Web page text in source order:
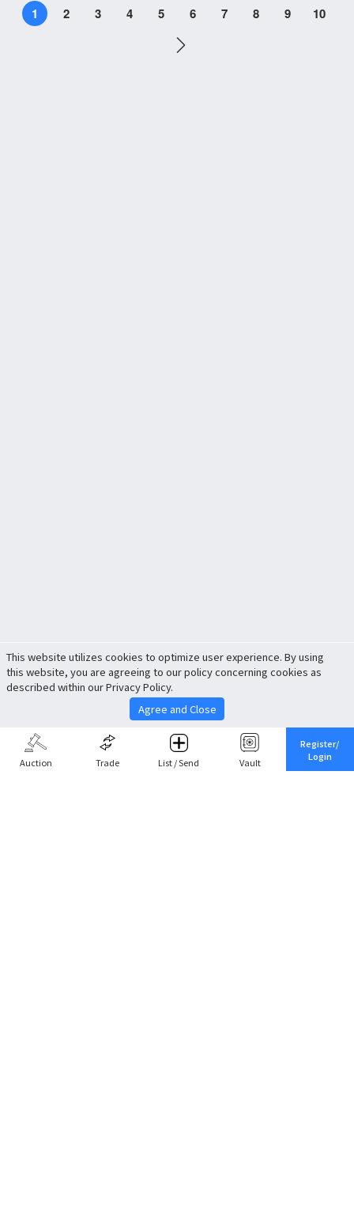
1 2 3 4 5 6 7 8 9 10
Auction Trade List / Send Vault
Register/
Login
This website utilizes cookies to optimize user experience. By using
this website, you are agreeing to our policy concerning cookies as
described within our Privacy Policy.
Agree and Close